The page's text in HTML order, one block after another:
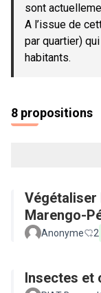
sont
A l’issue de
par quartier)
habitants.
8 propositions
Végétaliser
Marengo-
Anonyme 2
Insectes et